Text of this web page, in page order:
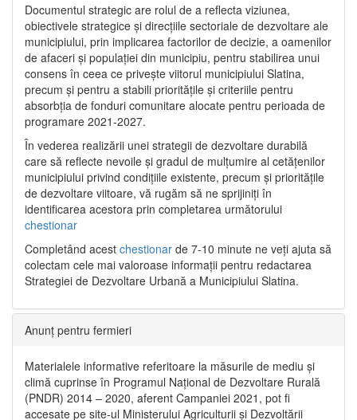
Documentul strategic are rolul de a reflecta viziunea,
obiectivele strategice și direcțiile sectoriale de dezvoltare ale
municipiului, prin implicarea factorilor de decizie, a oamenilor
de afaceri și populației din municipiu, pentru stabilirea unui
consens în ceea ce privește viitorul municipiului Slatina,
precum și pentru a stabili prioritățile și criteriile pentru
absorbția de fonduri comunitare alocate pentru perioada de
programare 2021-2027.
În vederea realizării unei strategii de dezvoltare durabilă
care să reflecte nevoile și gradul de mulțumire al cetățenilor
municipiului privind condițiile existente, precum și prioritățile
de dezvoltare viitoare, vă rugăm să ne sprijiniți în
identificarea acestora prin completarea următorului
chestionar
Completând acest chestionar de 7-10 minute ne veți ajuta să
colectam cele mai valoroase informații pentru redactarea
Strategiei de Dezvoltare Urbană a Municipiului Slatina.
Anunț pentru fermieri
Materialele informative referitoare la măsurile de mediu și
climă cuprinse în Programul Național de Dezvoltare Rurală
(PNDR) 2014 – 2020, aferent Campaniei 2021, pot fi
accesate pe site-ul Ministerului Agriculturii și Dezvoltării